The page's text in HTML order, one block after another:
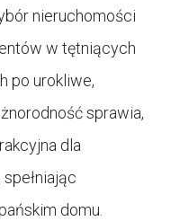
nieruchomości
w tętniących
po urokliwe,
sprawia,
dla
domu.